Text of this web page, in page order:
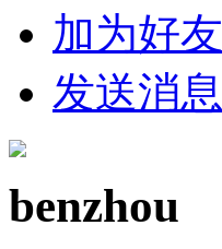
加为好友
发送消息
benzhou